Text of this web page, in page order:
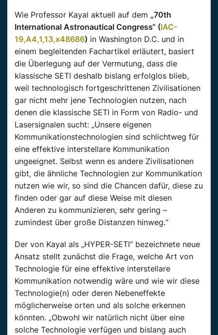
Wie Professor Kayal aktuell auf dem „70th
International Astronautical Congress“ (IAC-
19,A4,1,13,x48686) in Washington D.C. und in
einem begleitenden Fachartikel erläutert, basiert
die Überlegung auf der Vermutung, dass die
klassische SETI deshalb bislang erfolglos blieb,
weil technologisch fortgeschrittenen Zivilisationen
gar nicht mehr jene Technologien nutzen, nach
denen die klassische SETI in Form von Radio- und
Lasersignalen sucht: „Unsere eigenen
Kommunikationstechnologien sind schlichtweg für
eine effektive interstellare Kommunikation
ungeeignet. Selbst wenn es andere Zivilisationen
gibt, die ähnliche Technologien zur Kommunikation
nutzen wie wir, so sind die Chancen dafür, diese zu
finden oder gar auf diese Weise mit diesen
Anderen zu kommunizieren, sehr gering –
zumindest über große Distanzen hinweg.“
Der von Kayal als „HYPER-SETI“ bezeichnete neue
Ansatz stellt zunächst die Frage, welche Art von
Technologie für eine effektive interstellare
Kommunikation notwendig wäre und wie wir diese
Technologie(n) oder deren Nebeneffekte
möglicherweise orten und als solche erkennen
könnten. „Obwohl wir natürlich nicht über eine
solche Technologie verfügen und bislang auch